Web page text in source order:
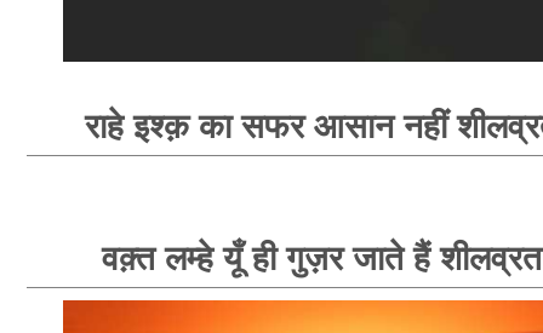
राहे इश्क़ का सफर आसान नहीं
वक़्त लम्हे यूँ ही गुज़र जाते हैं शीलव्रत